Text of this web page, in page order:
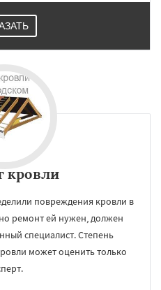
кровли
повреждения кровли в
ремонт ей нужен, должен
специалист. Степень
может оценить только